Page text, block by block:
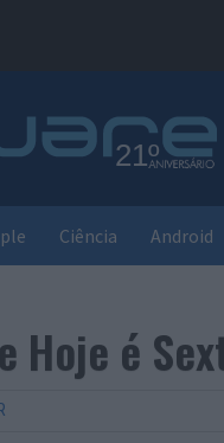
Ciência Android
Hoje é